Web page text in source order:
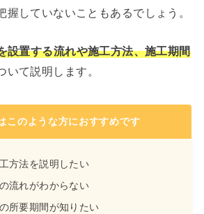
握していないこともあるでしょう。
設置する流れや施工方法、施工期間
いて説明します。
このような方におすすめです
方法を説明したい
流れがわからない
所要期間が知りたい